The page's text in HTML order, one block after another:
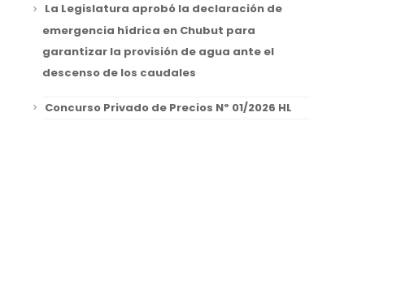
La Legislatura aprobó la declaración de
emergencia hídrica en Chubut para
garantizar la provisión de agua ante el
descenso de los caudales
Concurso Privado de Precios Nº 01/2026 HL